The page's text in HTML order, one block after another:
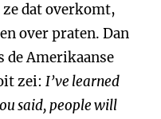
dat overkomt,
over praten. Dan
de Amerikaanse
zei: I’ve learned
said, people will